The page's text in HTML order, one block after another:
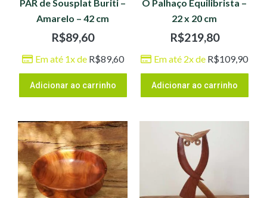
PAR de Sousplat Buriti –
Amarelo – 42 cm
R$89,60
Em até 1x de R$89,60
Adicionar ao carrinho
O Palhaço Equilibrista –
22 x 20 cm
R$219,80
Em até 2x de R$109,90
Adicionar ao carrinho